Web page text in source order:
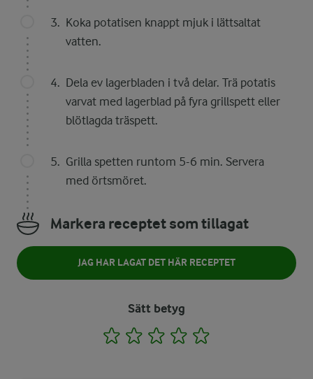
Koka potatisen knappt mjuk i lättsaltat
vatten.
Dela ev lagerbladen i två delar. Trä potatis
varvat med lagerblad på fyra grillspett eller
blötlagda träspett.
Grilla spetten runtom 5-6 min. Servera
med örtsmöret.
Markera receptet som tillagat
JAG HAR LAGAT DET HÄR RECEPTET
Sätt betyg
1 2 3 4